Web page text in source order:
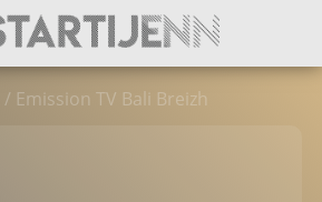
/ Emission TV Bali Breizh